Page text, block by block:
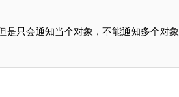
是只会通知当个对象，不能通知多个对象